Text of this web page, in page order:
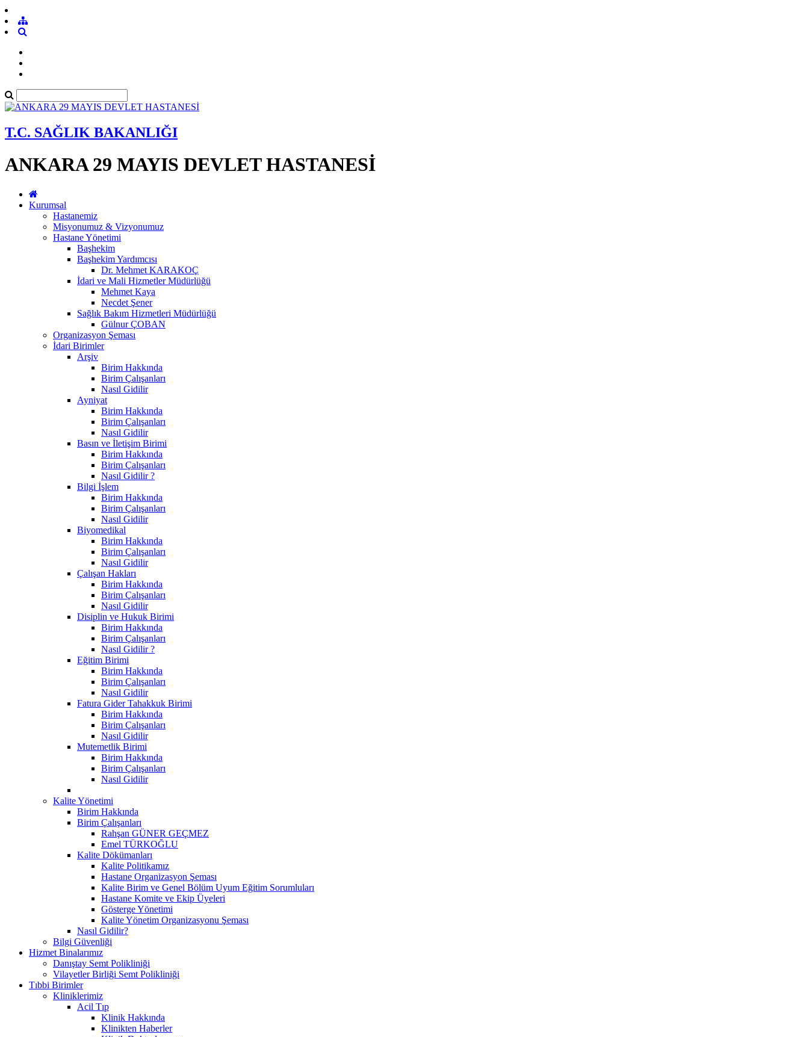
T.C. SAĞLIK BAKANLIĞI
ANKARA 29 MAYIS DEVLET HASTANESİ
Kurumsal
Hastanemiz
Misyonumuz & Vizyonumuz
Hastane Yönetimi
Başhekim
Başhekim Yardımcısı
Dr. Mehmet KARAKOÇ
İdari ve Mali Hizmetler Müdürlüğü
Mehmet Kaya
Necdet Şener
Sağlık Bakım Hizmetleri Müdürlüğü
Gülnur ÇOBAN
Organizasyon Şeması
İdari Birimler
Arşiv
Birim Hakkında
Birim Çalışanları
Nasıl Gidilir
Ayniyat
Birim Hakkında
Birim Çalışanları
Nasıl Gidilir
Basın ve İletişim Birimi
Birim Hakkında
Birim Çalışanları
Nasıl Gidilir ?
Bilgi İşlem
Birim Hakkında
Birim Çalışanları
Nasıl Gidilir
Biyomedikal
Birim Hakkında
Birim Çalışanları
Nasıl Gidilir
Çalışan Hakları
Birim Hakkında
Birim Çalışanları
Nasıl Gidilir
Disiplin ve Hukuk Birimi
Birim Hakkında
Birim Çalışanları
Nasıl Gidilir ?
Eğitim Birimi
Birim Hakkında
Birim Çalışanları
Nasıl Gidilir
Fatura Gider Tahakkuk Birimi
Birim Hakkında
Birim Çalışanları
Nasıl Gidilir
Mutemetlik Birimi
Birim Hakkında
Birim Çalışanları
Nasıl Gidilir
Kalite Yönetimi
Birim Hakkında
Birim Çalışanları
Rahşan GÜNER GEÇMEZ
Emel TÜRKOĞLU
Kalite Dökümanları
Kalite Politikamız
Hastane Organizasyon Şeması
Kalite Birim ve Genel Bölüm Uyum Eğitim Sorumluları
Hastane Komite ve Ekip Üyeleri
Gösterge Yönetimi
Kalite Yönetim Organizasyonu Şeması
Nasıl Gidilir?
Bilgi Güvenliği
Hizmet Binalarımız
Danıştay Semt Polikliniği
Vilayetler Birliği Semt Polikliniği
Tıbbi Birimler
Kliniklerimiz
Acil Tıp
Klinik Hakkında
Klinikten Haberler